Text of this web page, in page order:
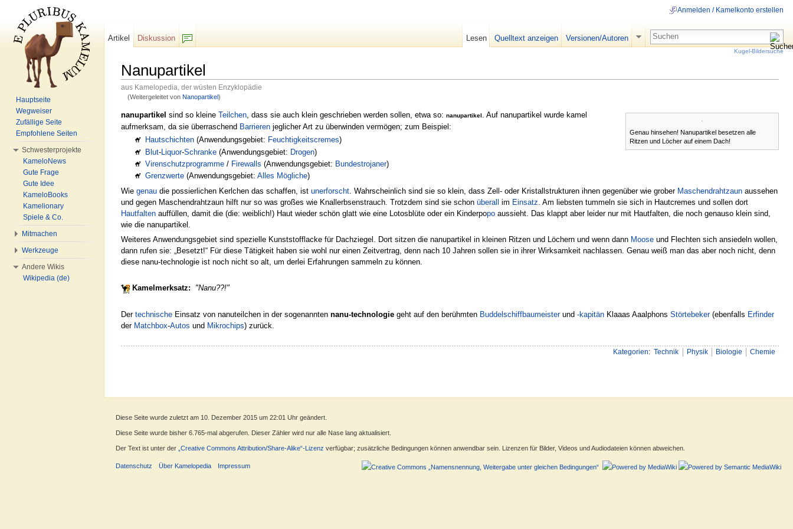
Nanupartikel
aus Kamelopedia, der wüsten Enzyklopädie
(Weitergeleitet von Nanopartikel)
Genau hinsehen! Nanupartikel besetzen alle
Ritzen und Löcher auf einem Dach!
nanupartikel sind so kleine Teilchen , dass sie auch klein geschrieben werden sollen, etwa so: nanupartikel
. Auf nanupartikel wurde kamel
aufmerksam, da sie überraschend Barrieren jeglicher Art zu überwinden vermögen; zum Beispiel:
Hautschichten(Anwendungsgebiet: Feuchtigkeitscremes)
Blut-Liquor-Schranke(Anwendungsgebiet: Drogen)
Virenschutzprogramme/ Firewalls (Anwendungsgebiet: Bundestrojaner)
Grenzwerte(Anwendungsgebiet: Alles Mögliche)
Wie genau die possierlichen Kerlchen das schaffen, ist unerforscht . Wahrscheinlich sind sie so klein, dass Zell- oder Kristallstrukturen ihnen gegenüber wie grober Maschendrahtzaun aussehen
und gegen Maschendrahtzaun hilft nur so was großes wie Knallerbsenstrauch. Trotzdem sind sie schon überall im Einsatz . Am liebsten tummeln sie sich in Hautcremes und sollen dort
Hautfalten auffüllen, damit die (die: weiblich!) Haut wieder schön glatt wie eine Lotosblüte oder ein Kinderpopo aussieht. Das klappt aber leider nur mit Hautfalten, die noch genauso klein sind,
wie die nanupartikel.
Weiteres Anwendungsgebiet sind spezielle Kunststofflacke für Dachziegel. Dort sitzen die nanupartikel in kleinen Ritzen und Löchern und wenn dann Moose und Flechten sich ansiedeln wollen,
dann rufen sie: „Besetzt!“ Für diese Tätigkeit haben sie wohl nur einen Zeitvertrag, denn nach 10 Jahren sollen sie in ihrer Wirksamkeit nachlassen. Genau weiß man das aber noch nicht, denn
diese nanu-technologie ist noch nicht so alt, um derlei Erfahrungen sammeln zu können.
Kamelmerksatz: "Nanu??!"
Der technische Einsatz von nanuteilchen in der sogenannten nanu-technologie geht auf den berühmten Buddelschiffbaumeisterund -kapitän Klaaas Aaalphons Störtebeker(ebenfalls Erfinder
der Matchbox-Autos und Mikrochips) zurück.
Kategorien: Technik Physik Biologie Chemie
Anmelden / Kamelkonto erstellen
Artikel
Diskussion
Lesen Quelltext anzeigen Versionen/Autoren
Kugel-Bildersuche
Hauptseite
Wegweiser
Zufällige Seite
Empfohlene Seiten
Schwesterprojekte
KameloNews
Gute Frage
Gute Idee
KameloBooks
Kamelionary
Spiele & Co.
Mitmachen
Werkzeuge
Andere Wikis
Wikipedia (de)
Diese Seite wurde zuletzt am 10. Dezember 2015 um 22:01 Uhr geändert.
Diese Seite wurde bisher 6.765-mal abgerufen. Dieser Zähler wird nur alle Nase lang aktualisiert.
Der Text ist unter der „Creative Commons Attribution/Share-Alike“-Lizenz verfügbar; zusätzliche Bedingungen können anwendbar sein. Lizenzen für Bilder, Videos und Audiodateien können abweichen.
Datenschutz Über Kamelopedia Impressum